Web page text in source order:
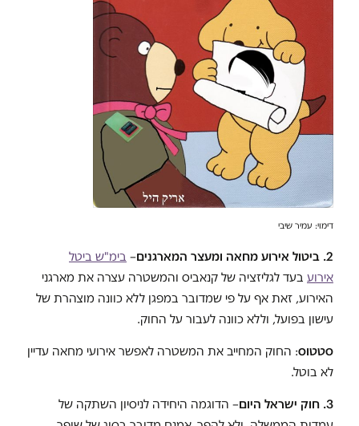
דימוי: עמיר שיבי
2. ביטול אירוע מחאה ומעצר המארגנים – בימ"ש ביטל
אירוע בעד לגליזציה של קנאביס והמשטרה עצרה את מארגני
האירוע, זאת אף על פי שמדובר במפגן ללא כוונה מוצהרת של
עישון בפועל, וללא כוונה לעבור על החוק.
סטטוס: החוק המחייב את המשטרה לאפשר אירועי מחאה עדיין
לא בוטל.
3. חוק ישראל היום
– הדוגמה היחידה לניסיון השתקה של